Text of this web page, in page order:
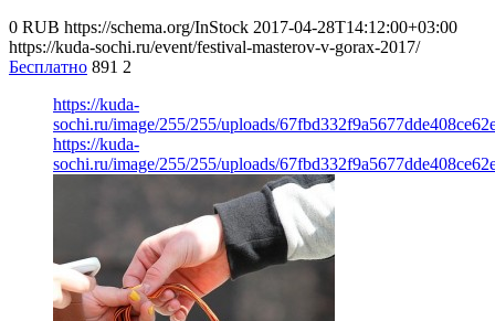
0 RUB https://schema.org/InStock 2017-04-28T14:12:00+03:00
https://kuda-sochi.ru/event/festival-masterov-v-gorax-2017/
Бесплатно 891 2
https://kuda-
sochi.ru/image/255/255/uploads/
https://kuda-
sochi.ru/image/255/255/uploads/